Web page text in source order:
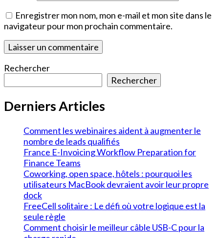
Enregistrer mon nom, mon e-mail et mon site dans le
navigateur pour mon prochain commentaire.
Rechercher
Rechercher
Derniers Articles
Comment les webinaires aident à augmenter le
nombre de leads qualifiés
France E-Invoicing Workflow Preparation for
Finance Teams
Coworking, open space, hôtels : pourquoi les
utilisateurs MacBook devraient avoir leur propre
dock
FreeCell solitaire : Le défi où votre logique est la
seule règle
Comment choisir le meilleur câble USB-C pour la